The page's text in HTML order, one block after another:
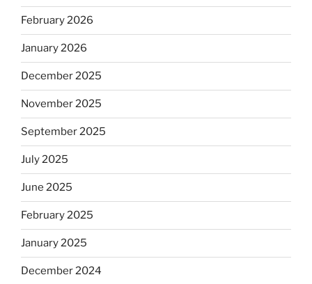
February 2026
January 2026
December 2025
November 2025
September 2025
July 2025
June 2025
February 2025
January 2025
December 2024